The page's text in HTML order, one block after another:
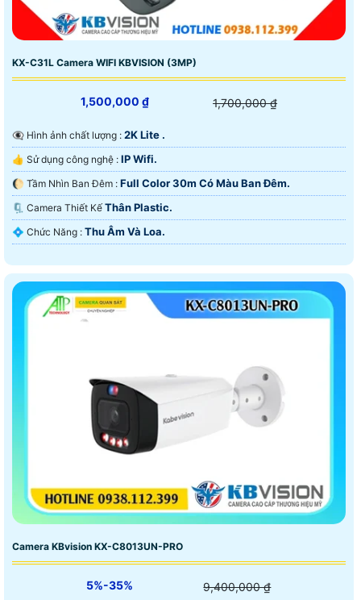
KX-C31L Camera WIFI KBVISION (3MP)
1,500,000 ₫ 1,700,000 ₫
👁️‍🗨 Hình ảnh chất lượng : 2K Lite .
👍 Sử dụng công nghệ : IP Wifi.
🌔 Tầm Nhìn Ban Đêm : Full Color 30m Có Màu Ban Ðêm.
🗜️ Camera Thiết Kế Thân Plastic.
️💠 Chức Năng : Thu Âm Và Loa.
Camera KBvision KX-C8013UN-PRO
5%-35% 9,400,000 ₫